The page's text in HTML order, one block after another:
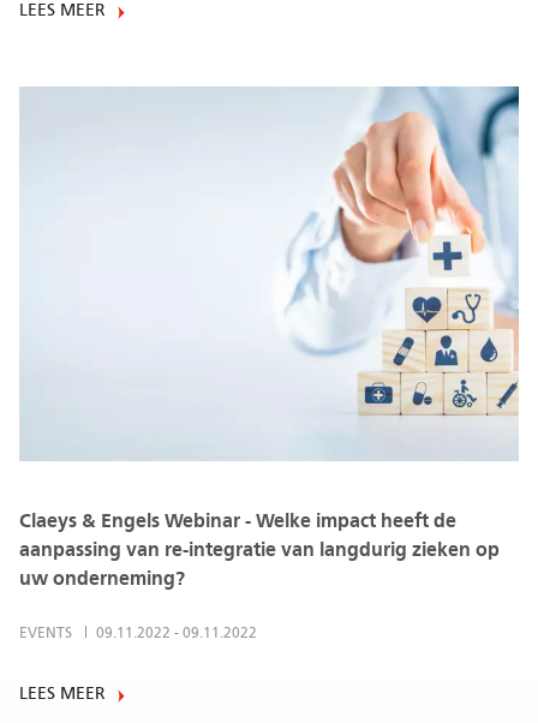
LEES MEER
Claeys & Engels Webinar - Welke impact heeft de
aanpassing van re-integratie van langdurig zieken op
uw onderneming?
EVENTS 09.11.2022 - 09.11.2022
LEES MEER